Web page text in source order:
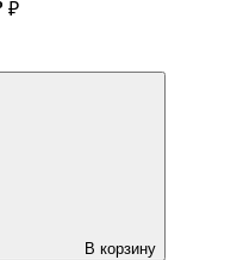
₽
В корзину